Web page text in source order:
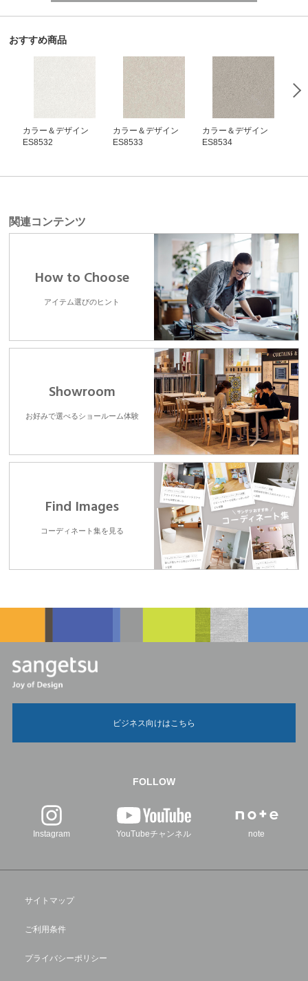
おすすめ商品
カラー＆デザイン
ES8532
カラー＆デザイン
ES8533
カラー＆デザイン
ES8534
関連コンテンツ
How to Choose
アイテム選びのヒント
Showroom
お好みで選べるショールーム体験
Find Images
コーディネート集を見る
ビジネス向けはこちら
FOLLOW
Instagram YouTubeチャンネル note
サイトマップ
ご利用条件
プライバシーポリシー